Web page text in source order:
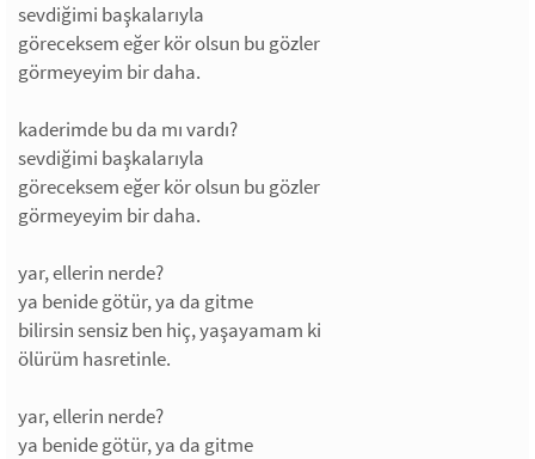
sevdiğimi başkalarıyla
göreceksem eğer kör olsun bu gözler
görmeyeyim bir daha.
kaderimde bu da mı vardı?
sevdiğimi başkalarıyla
göreceksem eğer kör olsun bu gözler
görmeyeyim bir daha.
yar, ellerin nerde?
ya benide götür, ya da gitme
bilirsin sensiz ben hiç, yaşayamam ki
ölürüm hasretinle.
yar, ellerin nerde?
ya benide götür, ya da gitme